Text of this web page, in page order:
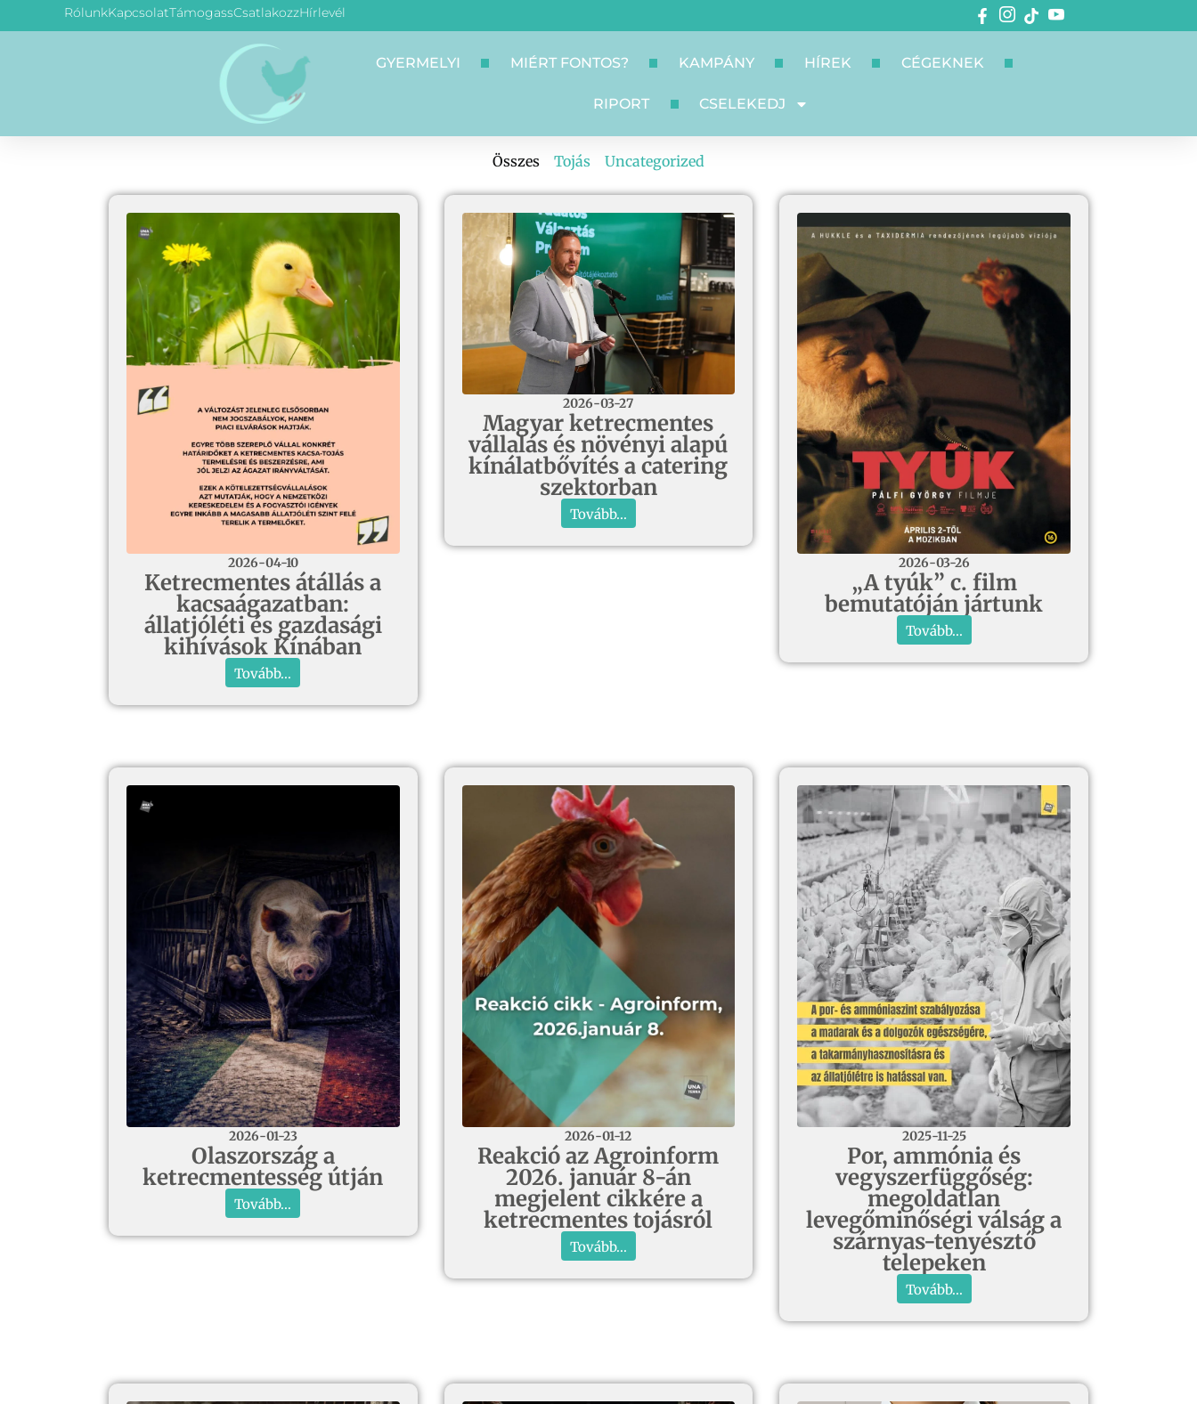
RólunkKapcsolatTámogassCsatlakozzHírlevél
GYERMELYI MIÉRT FONTOS? KAMPÁNY HÍREK CÉGEKNEK
RIPORT CSELEKEDJ
Tojás Uncategorized
Összes
2026-04-10
Ketrecmentes átállás a
kacsaágazatban:
állatjóléti és gazdasági
kihívások Kínában
Tovább...
2026-03-27
Magyar ketrecmentes
vállalás és növényi alapú
kínálatbővítés a catering
szektorban
Tovább...
2026-03-26
„A tyúk” c. film
bemutatóján jártunk
Tovább...
2026-01-23
Olaszország a
ketrecmentesség útján
Tovább...
2026-01-12
Reakció az Agroinform
2026. január 8-án
megjelent cikkére a
ketrecmentes tojásról
Tovább...
2025-11-25
Por, ammónia és
vegyszerfüggőség:
megoldatlan
levegőminőségi válság a
szárnyas-tenyésztő
telepeken
Tovább...